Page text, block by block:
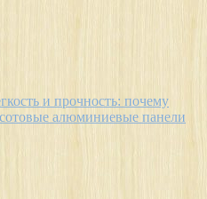
и прочность: почему
алюминиевые панели